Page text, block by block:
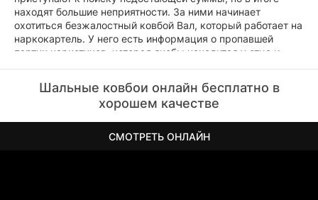
находят большие неприятности. За ними начинает
охотиться безжалостный ковбой Вал, который работает на
наркокартель. У него есть информация о пропавшей
партии наркотиков, которая якобы находится у отца и
вынуждены вступить в это противостояние, защищая то,
что для них дорого...
Шальные ковбои онлайн бесплатно в
хорошем качестве
СМОТРЕТЬ ОНЛАЙН